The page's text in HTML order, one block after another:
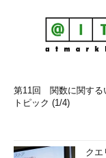
第11回 関数に関する
トピック (1/4)
クエ